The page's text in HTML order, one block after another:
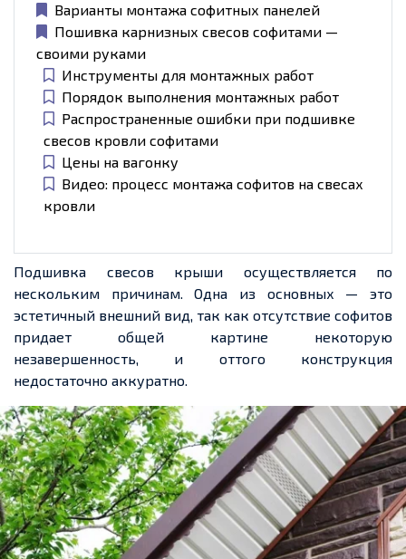
Варианты монтажа софитных панелей
Пошивка карнизных свесов софитами —
своими руками
Инструменты для монтажных работ
Порядок выполнения монтажных работ
Распространенные ошибки при подшивке
свесов кровли софитами
Цены на вагонку
Видео: процесс монтажа софитов на свесах
кровли
Подшивка свесов крыши осуществляется по
нескольким причинам. Одна из основных — это
эстетичный внешний вид, так как отсутствие софитов
придает общей картине некоторую
незавершенность, и оттого конструкция
недостаточно аккуратно.